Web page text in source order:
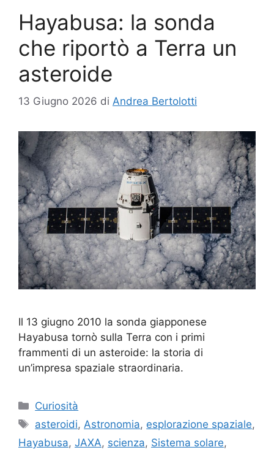
Hayabusa: la sonda
che riportò a Terra un
asteroide
13 Giugno 2026 di Andrea Bertolotti
Il 13 giugno 2010 la sonda giapponese
Hayabusa tornò sulla Terra con i primi
frammenti di un asteroide: la storia di
un’impresa spaziale straordinaria.
Categorie
Curiosità
Tag
asteroidi,Astronomia, esplorazione spaziale,
Hayabusa, JAXA, scienza, Sistema solare,